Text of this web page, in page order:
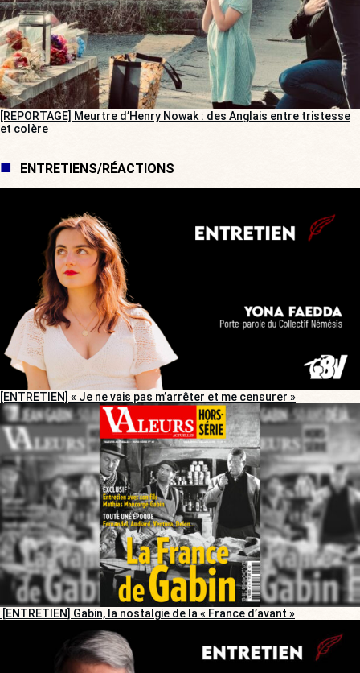
[REPORTAGE] Meurtre d’Henry Nowak : des Anglais entre tristesse
et colère
ENTRETIENS/RÉACTIONS
[ENTRETIEN] « Je ne vais pas m’arrêter et me censurer »
[ENTRETIEN] Gabin, la nostalgie de la « France d’avant »